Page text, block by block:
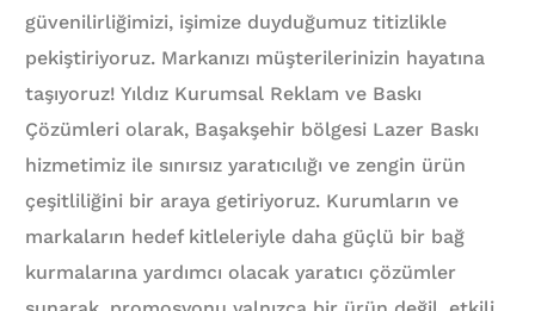
güvenilirliğimizi, işimize duyduğumuz titizlikle
pekiştiriyoruz. Markanızı müşterilerinizin hayatına
taşıyoruz! Yıldız Kurumsal Reklam ve Baskı
Çözümleri olarak, Başakşehir bölgesi Lazer Baskı
hizmetimiz ile sınırsız yaratıcılığı ve zengin ürün
çeşitliliğini bir araya getiriyoruz. Kurumların ve
markaların hedef kitleleriyle daha güçlü bir bağ
kurmalarına yardımcı olacak yaratıcı çözümler